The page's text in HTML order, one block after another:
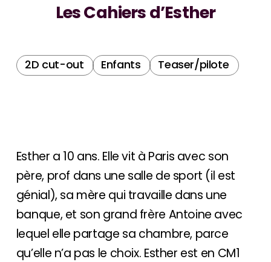
Les Cahiers d’Esther
2D cut-out Enfants Teaser/pilote
Esther a 10 ans. Elle vit à Paris avec son
père, prof dans une salle de sport (il est
génial), sa mère qui travaille dans une
banque, et son grand frère Antoine avec
lequel elle partage sa chambre, parce
qu’elle n’a pas le choix. Esther est en CM1